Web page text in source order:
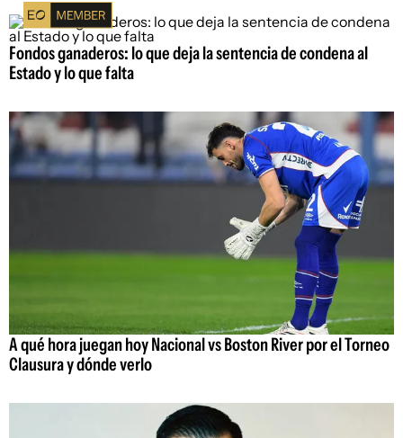
Fondos ganaderos: lo que deja la sentencia de condena al
Estado y lo que falta
A qué hora juegan hoy Nacional vs Boston River por el Torneo
Clausura y dónde verlo